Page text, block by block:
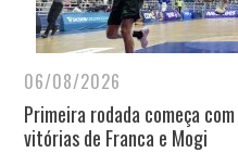
06/08/2026
Primeira rodada começa
vitórias de Franca e Mogi